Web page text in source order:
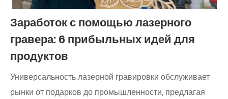
Заработок с помощью лазерного
гравера: 6 прибыльных идей для
продуктов
Универсальность лазерной гравировки обслуживает
рынки от подарков до промышленности, предлагая